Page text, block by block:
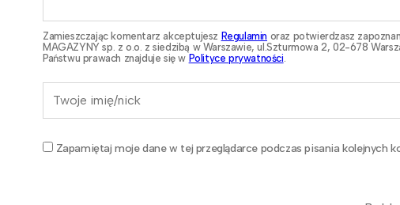
Zamieszczając komentarz akceptujesz Regulamin oraz potwierdzasz
MAGAZYNY sp. z o.o. z siedzibą w Warszawie, ul.Szturmowa 2, 02-678
Państwu prawach znajduje się w Polityce prywatności
Zapamiętaj moje dane w tej przeglądarce podczas pisania kolejnych